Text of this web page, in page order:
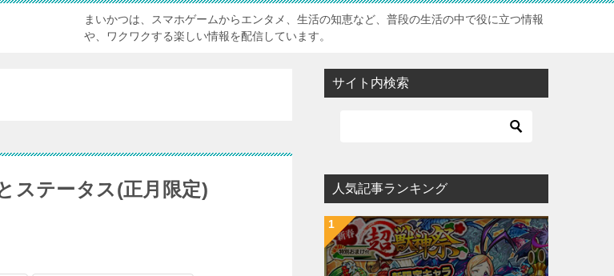
まいかつは、スマホゲームからエンタメ、生活の知恵など、普段の生活の中で役に立つ情報
や、ワクワクする楽しい情報を配信しています。
ステータス(正月限定)
サイト内検索
人気記事ランキング